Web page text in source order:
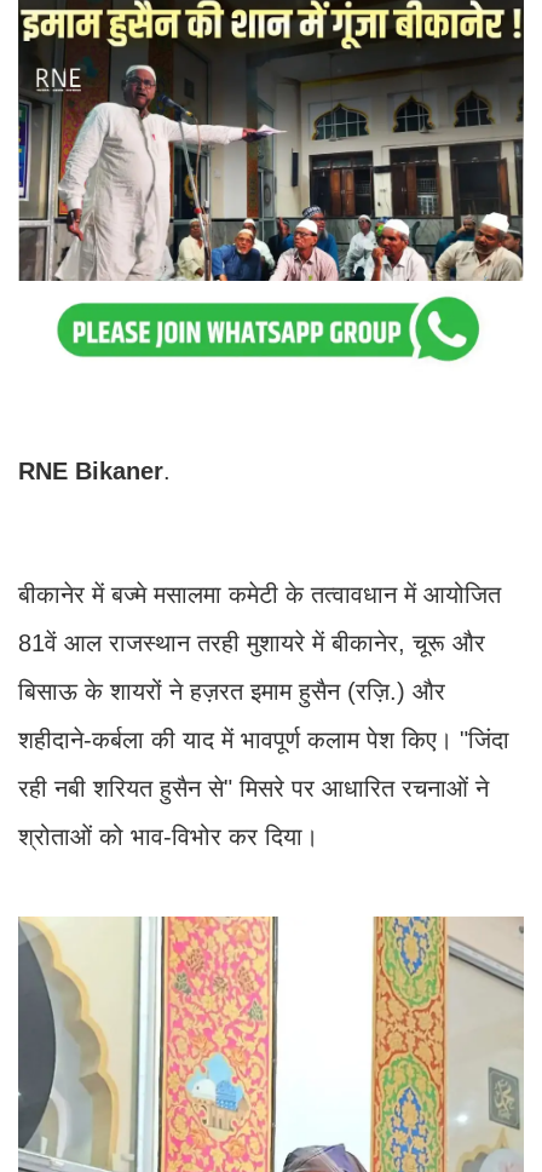
RNE Bikaner.
बीकानेर में बज्मे मसालमा कमेटी के तत्वावधान में आयोजित
81वें आल राजस्थान तरही मुशायरे में बीकानेर, चूरू और
बिसाऊ के शायरों ने हज़रत इमाम हुसैन (रज़ि.) और
शहीदाने-कर्बला की याद में भावपूर्ण कलाम पेश किए। "जिंदा
रही नबी शरियत हुसैन से" मिसरे पर आधारित रचनाओं ने
श्रोताओं को भाव-विभोर कर दिया।